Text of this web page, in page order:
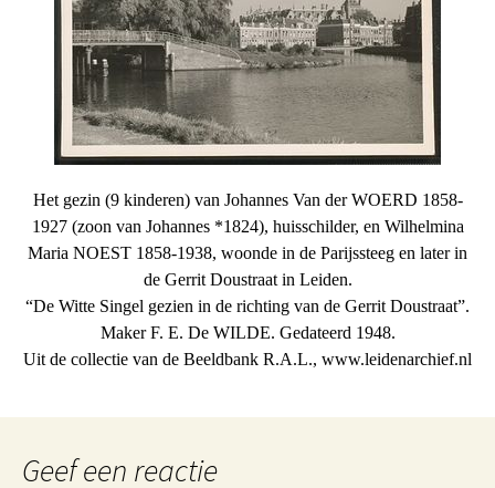
Het gezin (9 kinderen) van Johannes Van der WOERD 1858-
1927 (zoon van Johannes *1824), huisschilder, en Wilhelmina
Maria NOEST 1858-1938, woonde in de Parijssteeg en later in
de Gerrit Doustraat in Leiden.
“De Witte Singel gezien in de richting van de Gerrit Doustraat”.
Maker F. E. De WILDE. Gedateerd 1948.
Uit de collectie van de Beeldbank R.A.L., www.leidenarchief.nl
Geef een reactie